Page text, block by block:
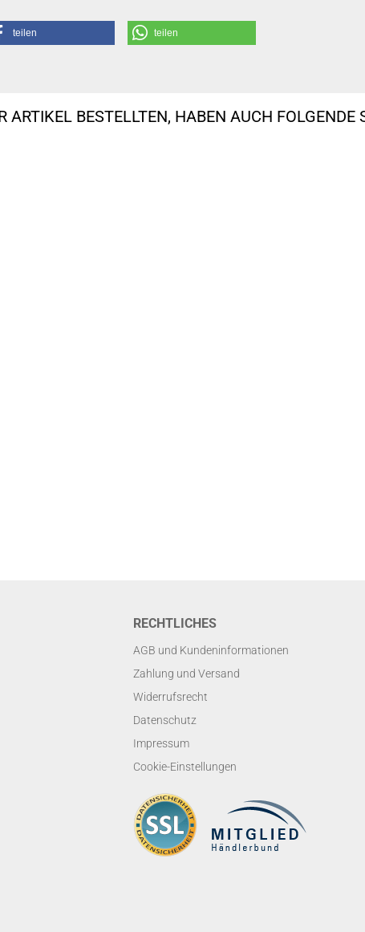
teilen teilen
ARTIKEL BESTELLTEN, HABEN AUCH FOLGENDE
RECHTLICHES
AGB und Kundeninformationen
Zahlung und Versand
Widerrufsrecht
Datenschutz
Impressum
Cookie-Einstellungen